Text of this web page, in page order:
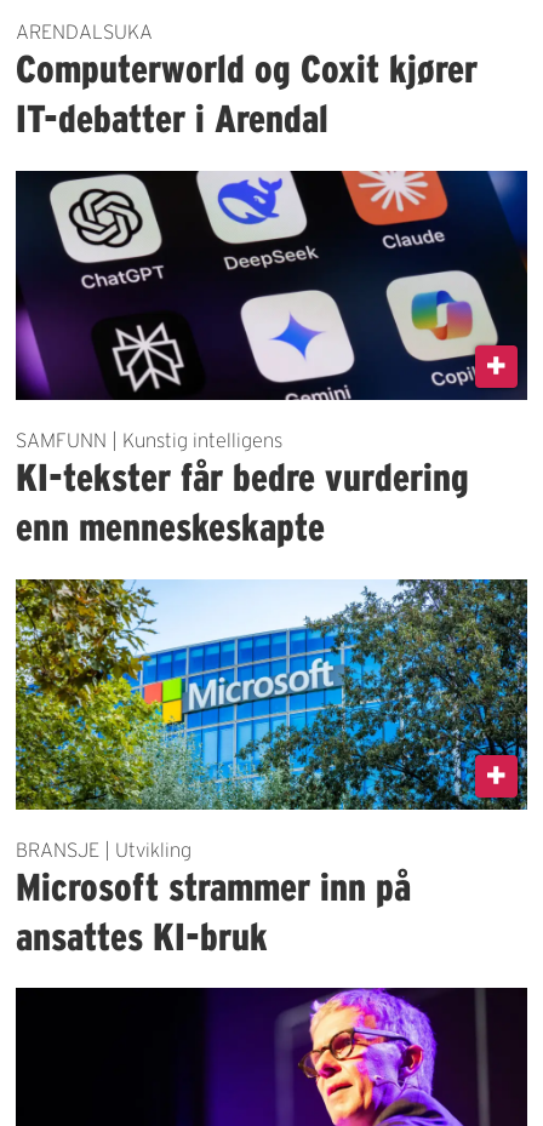
ARENDALSUKA
Computerworld og Coxit kjører
IT-debatter i Arendal
SAMFUNN | Kunstig intelligens
KI-tekster får bedre vurdering
enn menneskeskapte
BRANSJE | Utvikling
Microsoft strammer inn på
ansattes KI-bruk